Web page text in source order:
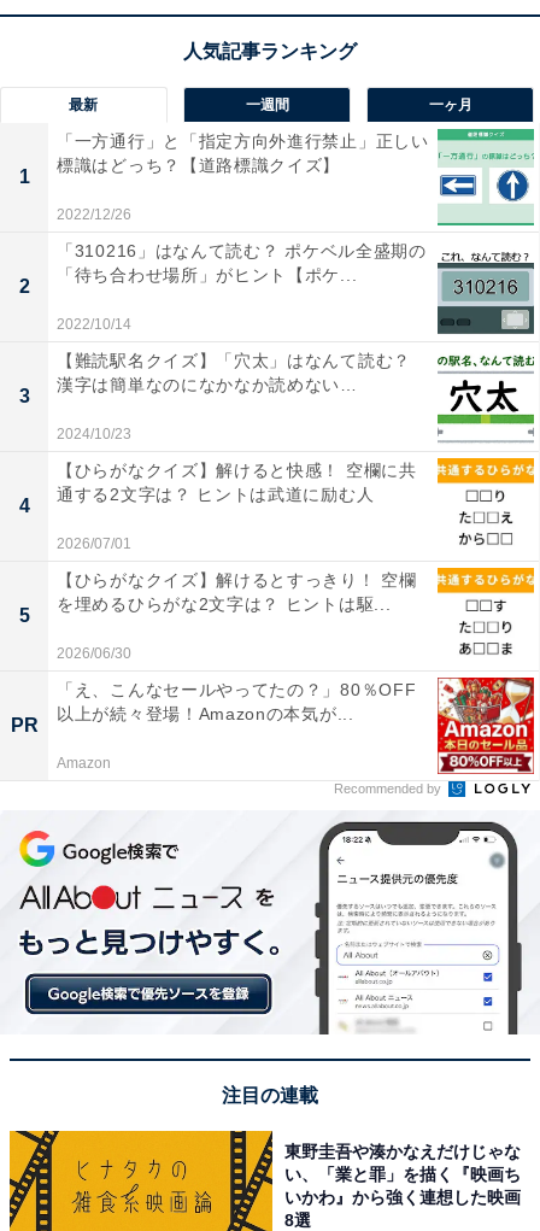
1 2
最新 一週間 一ヶ月
1
「一方通行」と「指定方向外進行禁止」正しい
標識はどっち？【道路標識クイズ】
2022/12/26
2
「310216」はなんて読む？ ポケベル全盛期の
「待ち合わせ場所」がヒント【ポケ...
2022/10/14
3
【難読駅名クイズ】「穴太」はなんて読む？
漢字は簡単なのになかなか読めない…
2024/10/23
4
【ひらがなクイズ】解けると快感！ 空欄に共
通する2文字は？ ヒントは武道に励む人
2026/07/01
5
【ひらがなクイズ】解けるとすっきり！ 空欄
を埋めるひらがな2文字は？ ヒントは駆...
2026/06/30
PR
「え、こんなセールやってたの？」80％OFF
以上が続々登場！Amazonの本気が...
Amazon
Recommended by
注目の連載
東野圭吾や湊かなえだけじゃな
い、「業と罪」を描く『映画ち
いかわ』から強く連想した映画
8選